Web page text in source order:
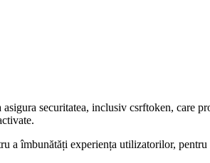
securitatea, inclusiv csrftoken, care
a îmbunătăți experiența utilizatorilor,